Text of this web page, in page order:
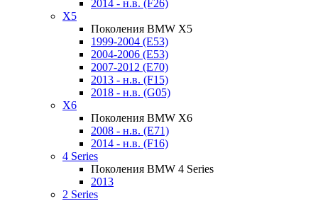
2014 - н.в. (F26)
X5
Поколения BMW X5
1999-2004 (E53)
2004-2006 (E53)
2007-2012 (E70)
2013 - н.в. (F15)
2018 - н.в. (G05)
X6
Поколения BMW X6
2008 - н.в. (E71)
2014 - н.в. (F16)
4 Series
Поколения BMW 4 Series
2013
2 Series